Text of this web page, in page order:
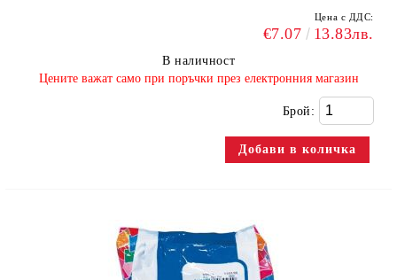
Цена с ДДС:
€7.07 13.83лв.
В наличност
​Цените важат само при поръчки през електронния магазин
Брой: